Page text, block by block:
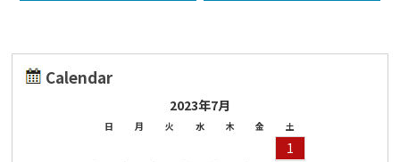
Calendar
2023年7月
日 月 火 水 木 金 土
1